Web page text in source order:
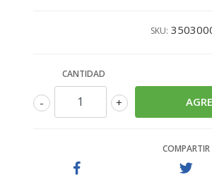
SKU:
CANTIDAD
+
-
COMPARTIR